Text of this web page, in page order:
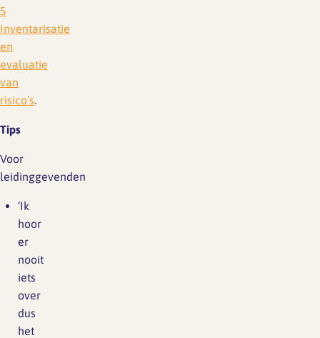
5
Inventarisatie
en
evaluatie
van
risico’s.
Tips
Voor
leidinggevenden
‘Ik
hoor
er
nooit
iets
over
dus
het